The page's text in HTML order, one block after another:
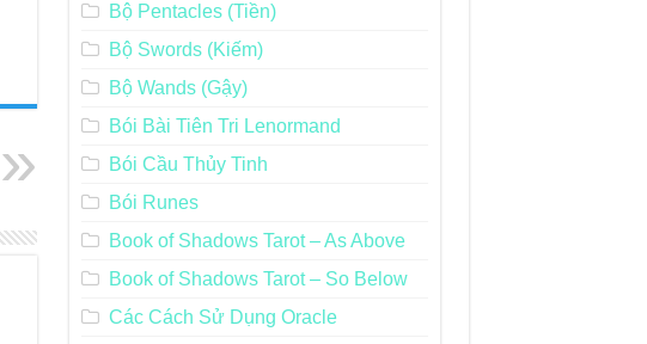
Bộ Pentacles (Tiền)
Bộ Swords (Kiếm)
Bộ Wands (Gậy)
Bói Bài Tiên Tri Lenormand
Bói Cầu Thủy Tinh
Bói Runes
Book of Shadows Tarot – As Above
Book of Shadows Tarot – So Below
Các Cách Sử Dụng Oracle